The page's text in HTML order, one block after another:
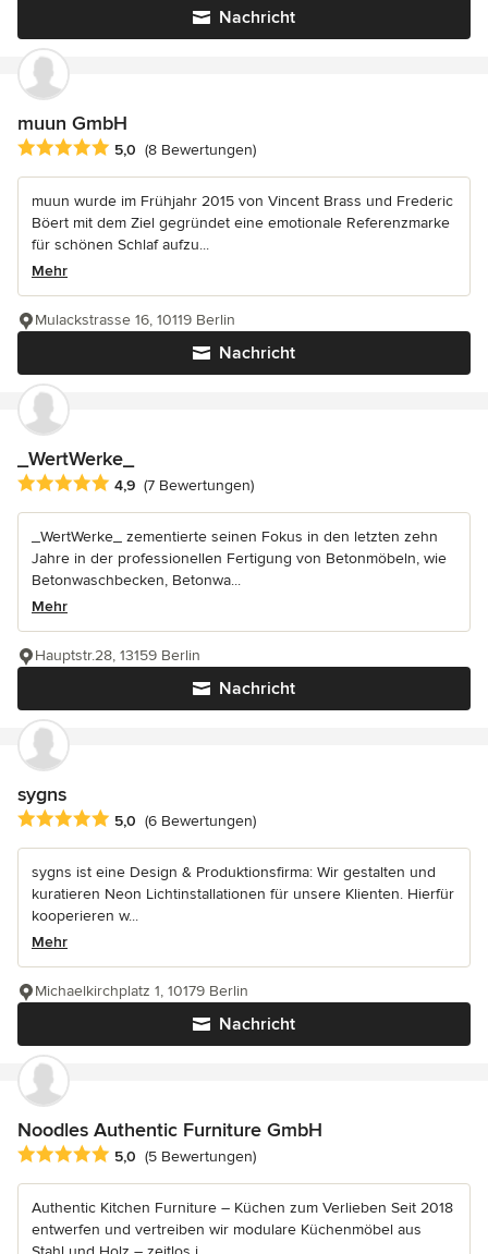
Nachricht
muun GmbH
Durchschnittliche Bewertung: 5 von 5 Sternen
5,0 (8 Bewertungen)
muun wurde im Frühjahr 2015 von Vincent Brass und Frederic
Böert mit dem Ziel gegründet eine emotionale Referenzmarke
für schönen Schlaf aufzu...
Mehr
Nachricht
Mulackstrasse 16, 10119 Berlin
_WertWerke_
Durchschnittliche Bewertung: 4.9 von 5 Sternen
4,9 (7 Bewertungen)
_WertWerke_ zementierte seinen Fokus in den letzten zehn
Jahre in der professionellen Fertigung von Betonmöbeln, wie
Betonwaschbecken, Betonwa...
Mehr
Nachricht
Hauptstr.28, 13159 Berlin
sygns
Durchschnittliche Bewertung: 5 von 5 Sternen
5,0 (6 Bewertungen)
sygns ist eine Design & Produktionsfirma: Wir gestalten und
kuratieren Neon Lichtinstallationen für unsere Klienten. Hierfür
kooperieren w...
Mehr
Nachricht
Michaelkirchplatz 1, 10179 Berlin
Noodles Authentic Furniture GmbH
Durchschnittliche Bewertung: 5 von 5 Sternen
5,0 (5 Bewertungen)
Authentic Kitchen Furniture – Küchen zum Verlieben Seit 2018
entwerfen und vertreiben wir modulare Küchenmöbel aus